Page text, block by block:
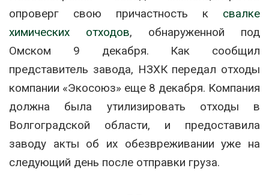
опроверг свою причастность к свалке
химических отходов, обнаруженной под
Омском 9 декабря. Как сообщил
представитель завода, НЗХК передал отходы
компании «Экосоюз» еще 8 декабря. Компания
должна была утилизировать отходы в
Волгоградской области, и предоставила
заводу акты об их обезвреживании уже на
следующий день после отправки груза.